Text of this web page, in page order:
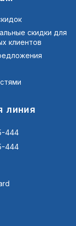
скидки для
клиентов
линия
444
444